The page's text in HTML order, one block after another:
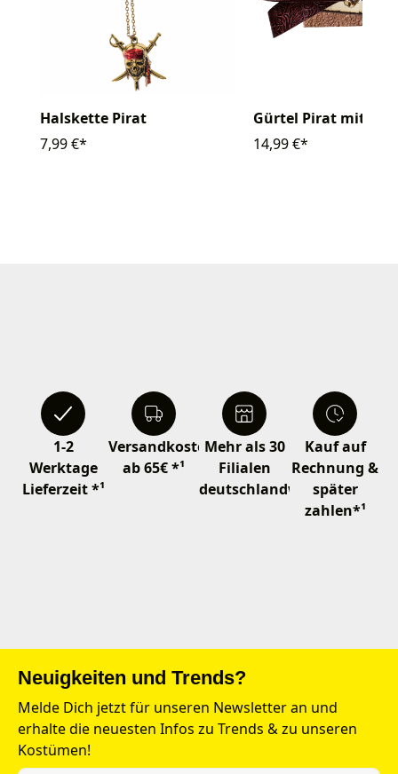
Halskette Pirat
7,99 €*
Gürtel Pirat mit
14,99 €*
1-2
Werktage
Lieferzeit *¹
Versandkostenfrei
ab 65€ *¹
Mehr als 30
Filialen
deutschlandweit
Kauf auf
Rechnung &
später
zahlen*¹
Neuigkeiten und Trends?
Melde Dich jetzt für unseren Newsletter an und
erhalte die neuesten Infos zu Trends & zu unseren
Kostümen!